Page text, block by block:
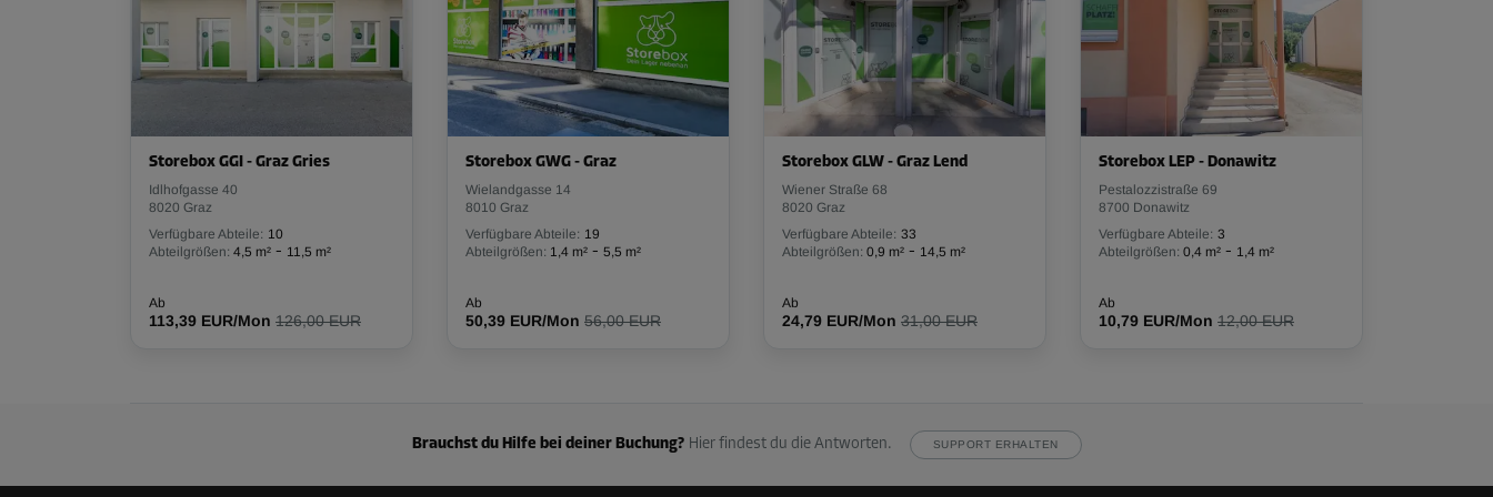
L:1,5 m B: 1,3m H: 2,9 m
Ab
68,39 EUR/Mon
Fläche: 3 m²
Volumen: 8,7 m³
L:2,5m B:1,2 m
-10%
Abteil 26
Storebox GGI - Graz Gries
Idlhofgasse 40
8020 Graz
Verfügbare Abteile: 10
Abteilgrößen: 4,5 m² - 11,5 m²
Ab
113,39 EUR/Mon 126,00 EUR
Storebox GWG - Graz
Wielandgasse 14
8010 Graz
Verfügbare Abteile: 19
Abteilgrößen: 1,4 m² - 5,5 m²
Ab
50,39 EUR/Mon 56,00 EUR
Storebox GLW - Graz Lend
Wiener Straße 68
8020 Graz
Verfügbare Abteile: 33
Abteilgrößen: 0,9 m² - 14,5 m²
Ab
24,79 EUR/Mon 31,00 EUR
Storebox LEP - Donawitz
Pestalozzistraße 69
8700 Donawitz
Verfügbare Abteile: 3
Abteilgrößen: 0,4 m² - 1,4 m²
Ab
10,79 EUR/Mon 12,00 EUR
Brauchst du Hilfe bei deiner Buchung? Hier findest du die Antworten. SUPPORT ERHALTEN